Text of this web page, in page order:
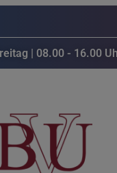
| 08.00 - 16.00